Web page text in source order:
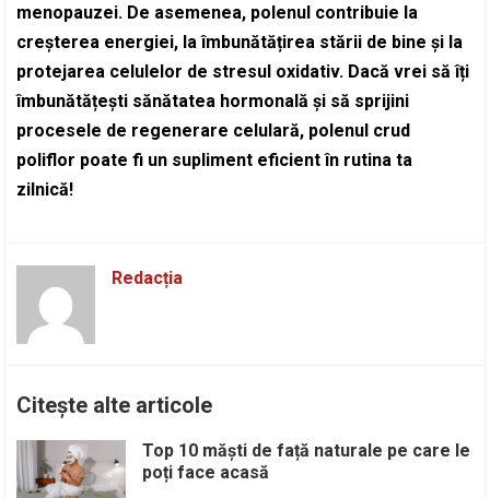
menopauzei. De asemenea, polenul contribuie la
creșterea energiei, la îmbunătățirea stării de bine și la
protejarea celulelor de stresul oxidativ. Dacă vrei să îți
îmbunătățești sănătatea hormonală și să sprijini
procesele de regenerare celulară, polenul crud
poliflor poate fi un supliment eficient în rutina ta
zilnică!
Redacția
Citește alte articole
Top 10 măști de față naturale pe care le
poți face acasă